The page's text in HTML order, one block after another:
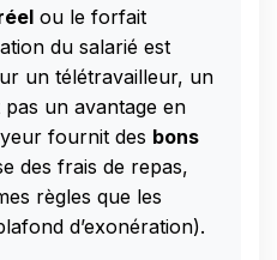
ou le forfait
du salarié est
un télétravailleur, un
pas un avantage en
fournit des bons
des frais de repas,
règles que les
d’exonération).